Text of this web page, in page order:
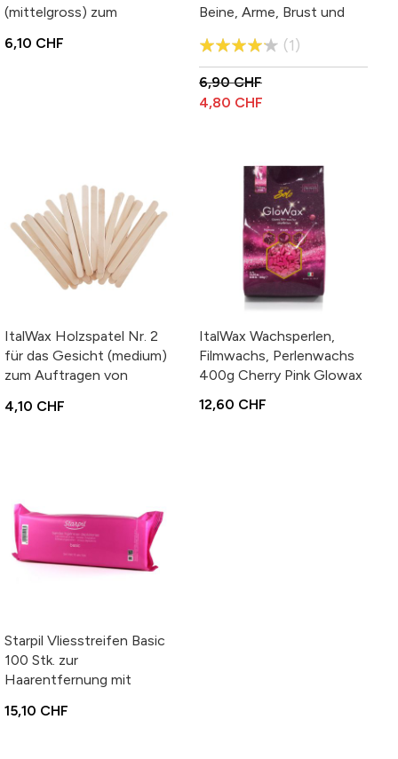
(mittelgross) zum
oder Büchsenwachs
6,10 CHF
Beine, Arme, Brust und
Bewertung:
80%
1
4,80 CHF
6,90 CHF
ItalWax Holzspatel Nr. 2
für das Gesicht (medium)
zum Auftragen von
Büchsenwachs
4,10 CHF
ItalWax Wachsperlen,
Filmwachs, Perlenwachs
400g Cherry Pink Glowax
12,60 CHF
Starpil Vliesstreifen Basic
100 Stk. zur
Haarentfernung mit
15,10 CHF